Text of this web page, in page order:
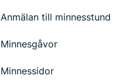
Anmälan till minnesstund
Minnesgåvor
Minnessidor